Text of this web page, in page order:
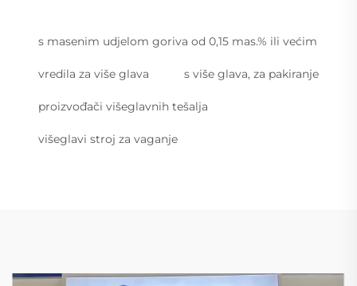
s masenim udjelom goriva od 0,15 mas.% ili većim
vredila za više glava s više glava, za pakiranje
proizvođači višeglavnih tešalja
višeglavi stroj za vaganje